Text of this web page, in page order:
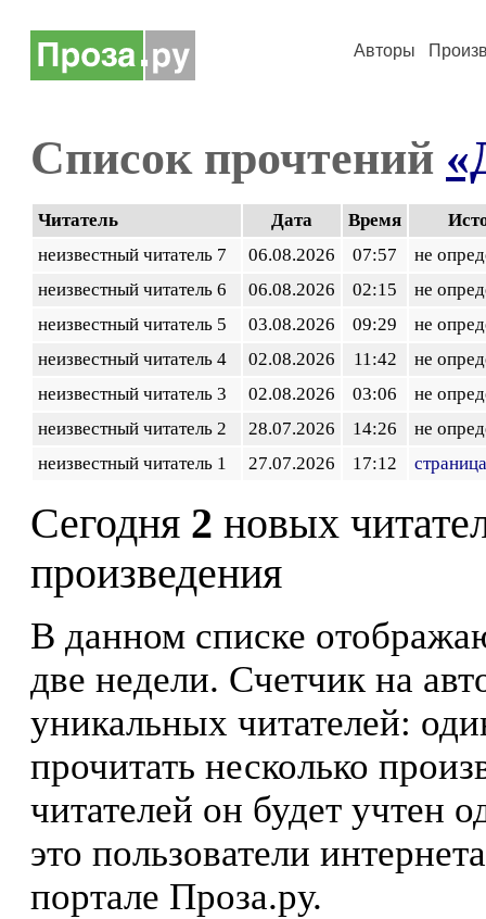
Авторы
Список прочтений
Читатель Дата Время
неизвестный читатель 7
06.08.2026 07:57
не
неизвестный читатель 6
06.08.2026 02:15
не
неизвестный читатель 5
03.08.2026 09:29
не
неизвестный читатель 4
02.08.2026 11:42
не
неизвестный читатель 3
02.08.2026 03:06
не
неизвестный читатель 2
28.07.2026 14:26
не
неизвестный читатель 1
27.07.2026 17:12
Сегодня 2 новых
произведения
В данном списке
две недели. Счетчик на
уникальных читателей:
прочитать несколько
читателей он будет учтен
это пользователи
портале Проза.ру.